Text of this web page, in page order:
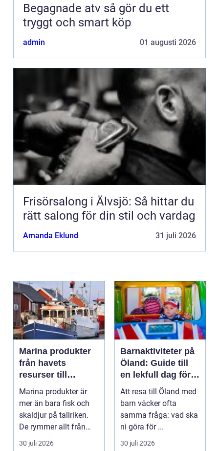
Begagnade atv så gör du ett
tryggt och smart köp
admin 01 augusti 2026
Frisörsalong i Älvsjö: Så hittar du
rätt salong för din stil och vardag
Amanda Eklund 31 juli 2026
Marina produkter
från havets
resurser till
hållbara
upplevelser
Marina produkter är
mer än bara fisk och
skaldjur på tallriken.
De rymmer allt från
mat och hälsa ti...
30 juli 2026
Barnaktiviteter på
Öland: Guide till
en lekfull dag för
hela familjen
Att resa till Öland med
barn väcker ofta
samma fråga: vad ska
ni göra för ...
30 juli 2026